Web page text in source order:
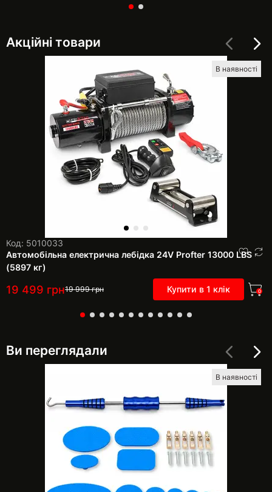
Акційні товари
В наявності
Код: 5010033
Автомобільна електрична лебідка 24V Profter 13000 LBS
(5897 кг)
19 499 грн19 999грн Купити в 1 клік 0
Ви переглядали
В наявності